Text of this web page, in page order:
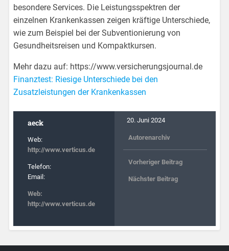
besondere Services. Die Leistungsspektren der
einzelnen Krankenkassen zeigen kräftige Unterschiede,
wie zum Beispiel bei der Subventionierung von
Gesundheitsreisen und Kompaktkursen.
Mehr dazu auf: https://www.versicherungsjournal.de
Finanztest: Riesige Unterschiede bei den
Zusatzleistungen der Krankenkassen
aeck
Web:
http://www.verticus.de
Telefon:
Email:
Web:
http://www.verticus.de
20. Juni 2024
Autorenarchiv
Vorheriger Beitrag
Nächster Beitrag